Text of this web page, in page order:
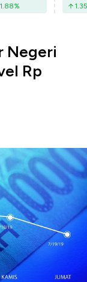
1.88% 1.35
Negeri
Rp